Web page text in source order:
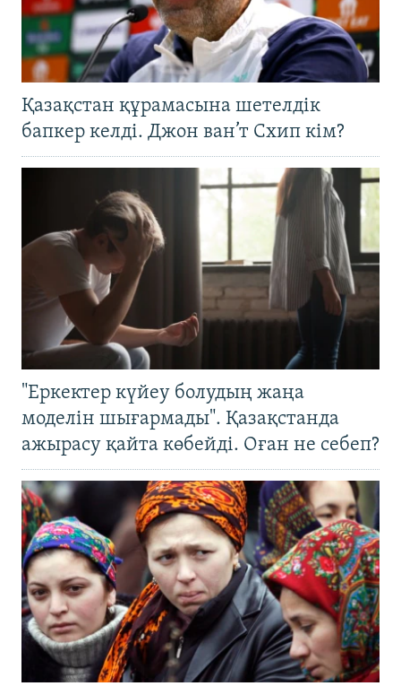
Қазақстан құрамасына шетелдік
бапкер келді. Джон ван’т Схип кім?
"Еркектер күйеу болудың жаңа
моделін шығармады". Қазақстанда
ажырасу қайта көбейді. Оған не себеп?